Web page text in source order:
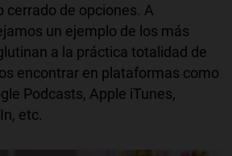
cerrado de opciones. A
un ejemplo de los más
a la práctica totalidad de
encontrar en plataformas como
Podcasts, Apple iTunes,
etc.